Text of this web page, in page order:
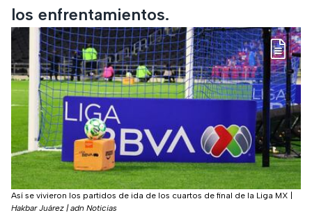
los enfrentamientos.
Así se vivieron los partidos de ida de los cuartos de final de la Liga MX
Hakbar Juárez | adn Noticias